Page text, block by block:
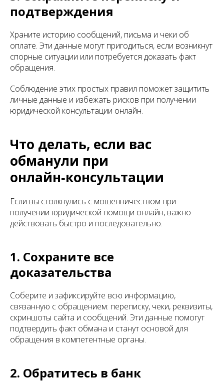
подтверждения
Храните историю сообщений, письма и чеки об
оплате. Эти данные могут пригодиться, если возникнут
спорные ситуации или потребуется доказать факт
обращения.
Соблюдение этих простых правил поможет защитить
личные данные и избежать рисков при получении
юридической консультации онлайн.
Что делать, если вас
обманули при
онлайн‑консультации
Если вы столкнулись с мошенничеством при
получении юридической помощи онлайн, важно
действовать быстро и последовательно.
1. Сохраните все
доказательства
Соберите и зафиксируйте всю информацию,
связанную с обращением: переписку, чеки, реквизиты,
скриншоты сайта и сообщений. Эти данные помогут
подтвердить факт обмана и станут основой для
обращения в компетентные органы.
2. Обратитесь в банк